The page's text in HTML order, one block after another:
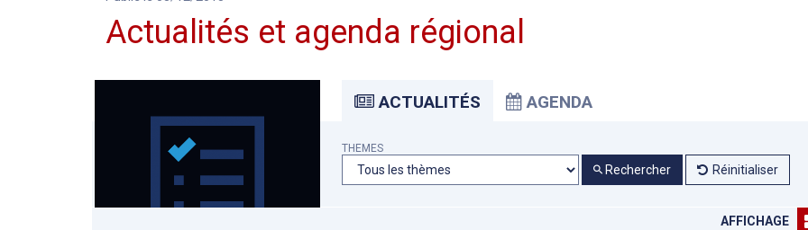
Actualités et agenda régional
ACTUALITÉS AGENDA
THEMES
Rechercher Réinitialiser
AFFICHAGE